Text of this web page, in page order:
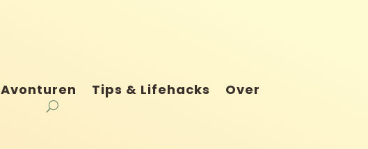
Avonturen Tips & Lifehacks Over